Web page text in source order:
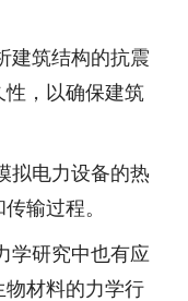
建筑结构的抗震
，以确保建筑
拟电力设备的热
输过程。
学研究中也有应
物材料的力学行